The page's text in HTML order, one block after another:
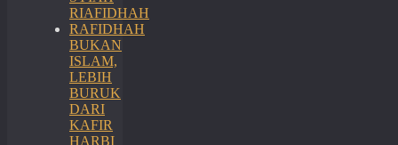
RIAFIDHAH
RAFIDHAH
BUKAN
ISLAM,
LEBIH
BURUK
DARI
KAFIR
HARBI